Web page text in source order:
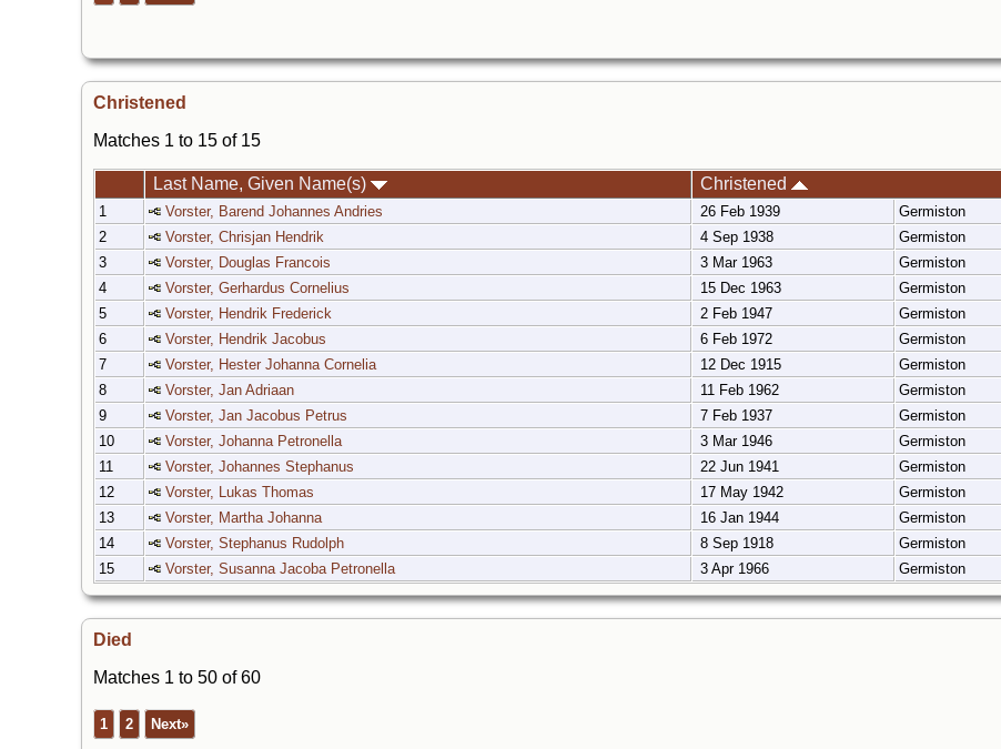
Christened
Matches 1 to 15 of 15
Last Name, Given Name(s) Christened
1 Vorster, Barend Johannes Andries 26 Feb 1939 Germiston
2
Vorster, Chrisjan Hendrik 4 Sep 1938 Germiston
3
Vorster, Douglas Francois 3 Mar 1963 Germiston
4
Vorster, Gerhardus Cornelius 15 Dec 1963 Germiston
5
Vorster, Hendrik Frederick 2 Feb 1947 Germiston
6
Vorster, Hendrik Jacobus 6 Feb 1972 Germiston
7
Vorster, Hester Johanna Cornelia 12 Dec 1915 Germiston
8
Vorster, Jan Adriaan 11 Feb 1962 Germiston
9
Vorster, Jan Jacobus Petrus 7 Feb 1937 Germiston
10
Vorster, Johanna Petronella 3 Mar 1946 Germiston
11
Vorster, Johannes Stephanus 22 Jun 1941 Germiston
12
Vorster, Lukas Thomas 17 May 1942 Germiston
13
Vorster, Martha Johanna 16 Jan 1944 Germiston
14
Vorster, Stephanus Rudolph 8 Sep 1918 Germiston
15
Vorster, Susanna Jacoba Petronella 3 Apr 1966 Germiston
Died
Matches 1 to 50 of 60
1 2 Next»